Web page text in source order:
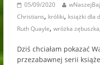
05/09/2020
Christians, króliki, książki dla
Ruth Quayle, wróżka zębuszka
Dziś chciałam pokazać
przezabawnej serii